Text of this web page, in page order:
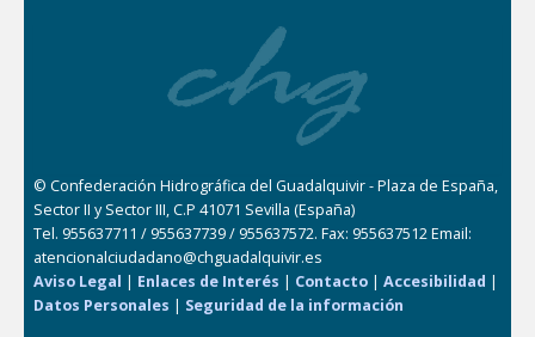
© Confederación Hidrográfica del Guadalquivir - Plaza de España,
Sector II y Sector III, C.P 41071 Sevilla (España)
Tel. 955637711 / 955637739 / 955637572. Fax: 955637512 Email:
atencionalciudadano@chguadalquivir.es
Aviso Legal | Enlaces de Interés | Contacto |Accesibilidad |
Datos Personales | Seguridad de la información